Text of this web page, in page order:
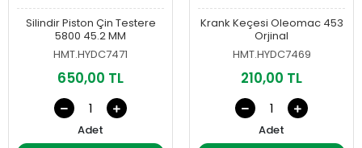
Silindir Piston Çin Testere
5800 45.2 MM
HMT.HYDC7471
650,00 TL
Adet
Krank Keçesi Oleomac 453
Orjinal
HMT.HYDC7469
210,00 TL
Adet